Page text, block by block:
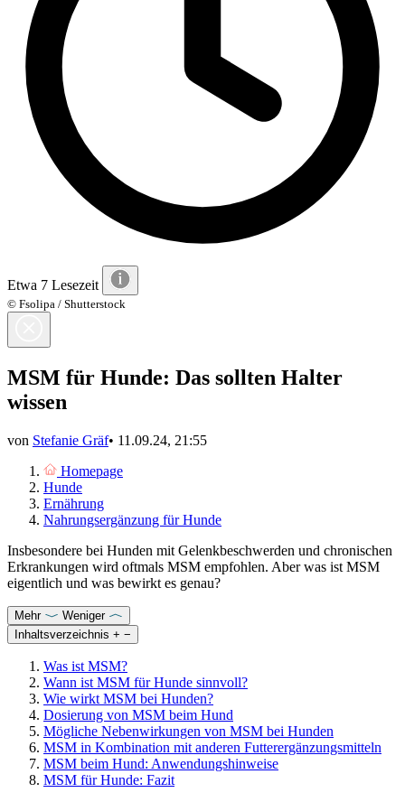
Etwa 7 Lesezeit
© Fsolipa / Shutterstock
MSM für Hunde: Das sollten Halter
wissen
von Stefanie Gräf• 11.09.24, 21:55
Homepage
Hunde
Ernährung
Nahrungsergänzung für Hunde
Insbesondere bei Hunden mit Gelenkbeschwerden und chronischen
Erkrankungen wird oftmals MSM empfohlen. Aber was ist MSM
eigentlich und was bewirkt es genau?
Mehr
Weniger
Inhaltsverzeichnis + −
Was ist MSM?
Wann ist MSM für Hunde sinnvoll?
Wie wirkt MSM bei Hunden?
Dosierung von MSM beim Hund
Mögliche Nebenwirkungen von MSM bei Hunden
MSM in Kombination mit anderen Futterergänzungsmitteln
MSM beim Hund: Anwendungshinweise
MSM für Hunde: Fazit